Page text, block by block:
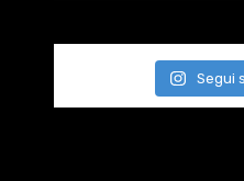
Segui